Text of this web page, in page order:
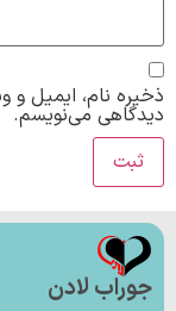
ذخیره نام، ایمیل و
دیدگاهی می‌نویسم.
جوراب لادن